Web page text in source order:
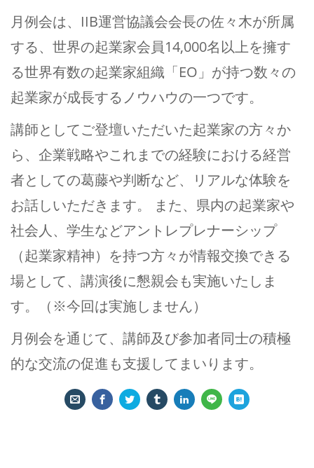
月例会は、IIB運営協議会会長の佐々木が所属
する、世界の起業家会員14,000名以上を擁す
る世界有数の起業家組織「EO」が持つ数々の
起業家が成長するノウハウの一つです。
講師としてご登壇いただいた起業家の方々か
ら、企業戦略やこれまでの経験における経営
者としての葛藤や判断など、リアルな体験を
お話しいただきます。 また、県内の起業家や
社会人、学生などアントレプレナーシップ
（起業家精神）を持つ方々が情報交換できる
場として、講演後に懇親会も実施いたしま
す。（※今回は実施しません）
月例会を通じて、講師及び参加者同士の積極
的な交流の促進も支援してまいります。